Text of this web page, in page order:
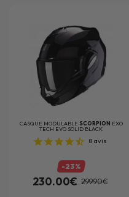
CASQUE MODULABLE SCORPION EXO
TECH EVO SOLID BLACK
8avis
-23%
230.00€ 299.90€